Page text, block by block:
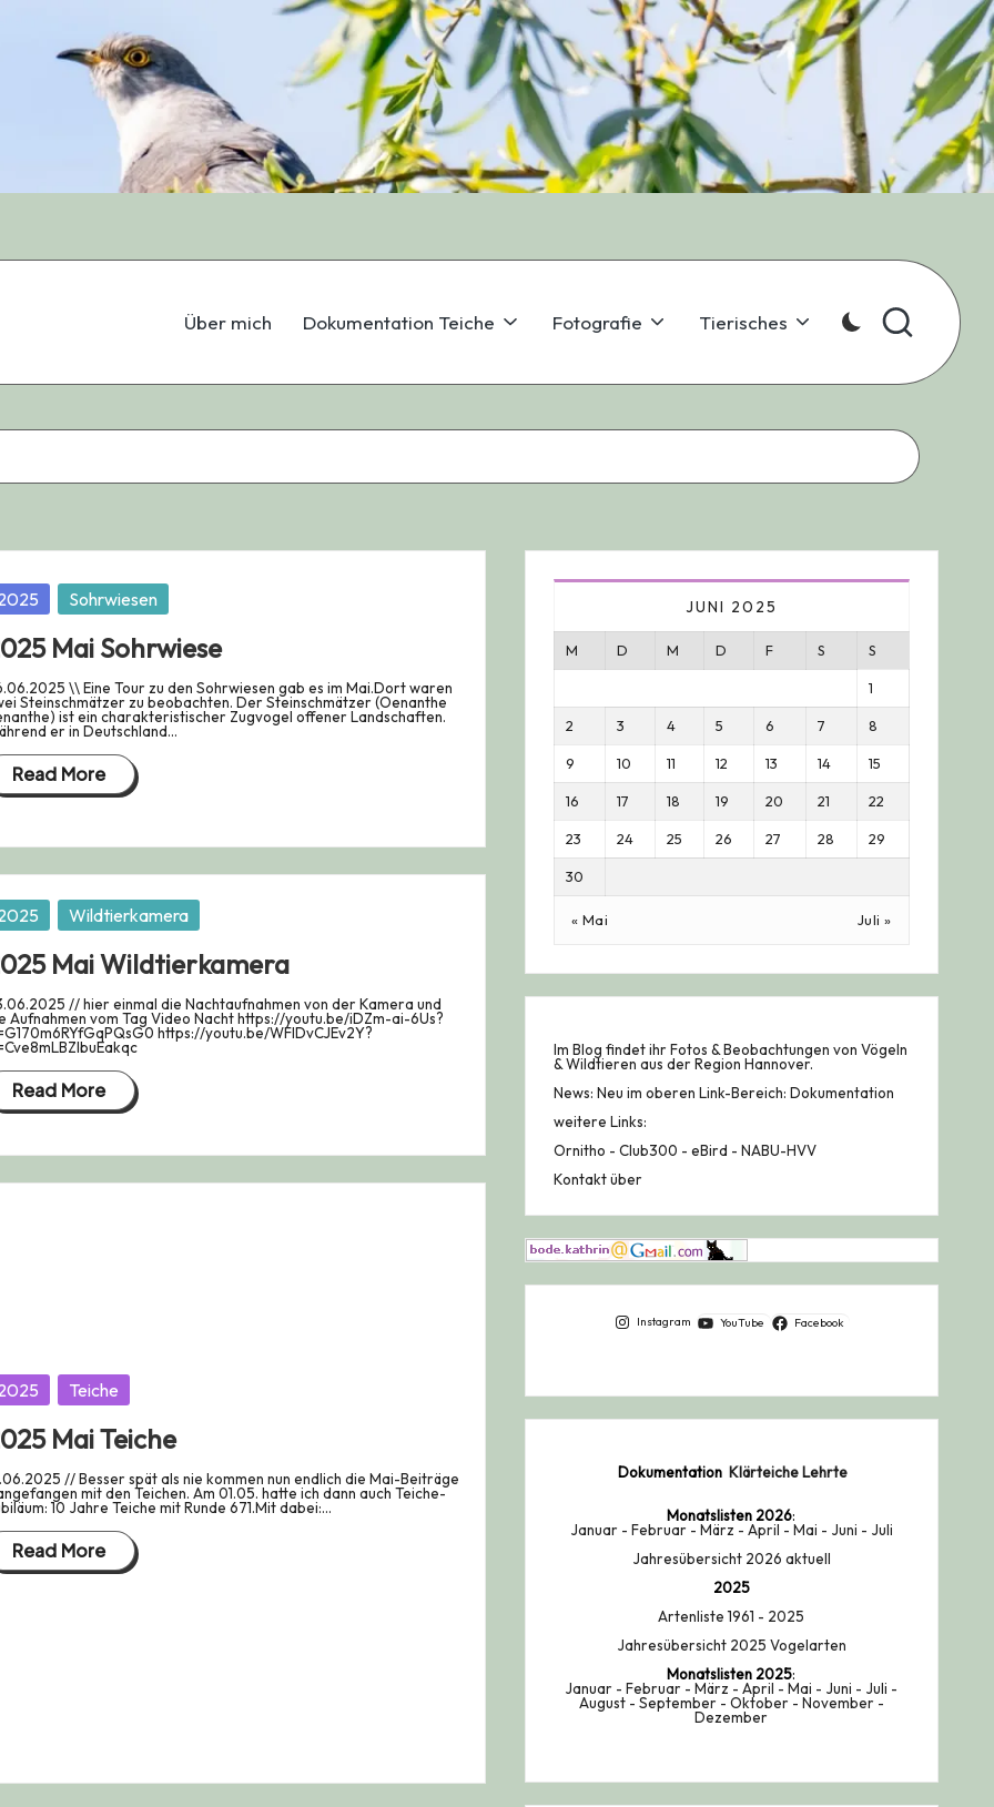
Über mich Dokumentation Teiche Fotografie Tierisches
Sohrwiesen
Mai Sohrwiese
\\ Eine Tour zu den Sohrwiesen gab es im Mai.Dort waren
Steinschmätzer zu beobachten. Der Steinschmätzer (Oenanthe
ist ein charakteristischer Zugvogel offener Landschaften.
er in Deutschland…
Read More
Wildtierkamera
Mai Wildtierkamera
// hier einmal die Nachtaufnahmen von der Kamera und
Aufnahmen vom Tag Video Nacht https://youtu.be/iDZm-ai-6Us?
https://youtu.be/WFIDvCJEv2Y?
Read More
Teiche
Mai Teiche
// Besser spät als nie kommen nun endlich die Mai-Beiträge
mit den Teichen. Am 01.05. hatte ich dann auch Teiche-
10 Jahre Teiche mit Runde 671.Mit dabei:…
Read More
JUNI 2025
M D M D F S S
1
2 3 4 5 6 7 8
9 10 11 12 13 14 15
16 17 18 19 20 21 22
23 24 25 26 27 28 29
30
« Mai Juli »
Im Blog findet ihr Fotos & Beobachtungen von Vögeln
& Wildtieren aus der Region Hannover.
News: Neu im oberen Link-Bereich: Dokumentation
weitere Links:
Ornitho - Club300 - eBird - NABU-HVV
Kontakt über
Instagram YouTube Facebook
Dokumentation Klärteiche Lehrte
Monatslisten 2026:
Januar - Februar - März - April - Mai - Juni - Juli
Jahresübersicht 2026 aktuell
2025
Artenliste 1961 - 2025
Jahresübersicht 2025 Vogelarten
Monatslisten 2025:
Januar -Februar -März -April -Mai - Juni - Juli -
August- September - Oktober - November -
Dezember